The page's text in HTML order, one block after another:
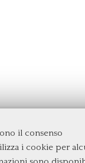
il consenso
i cookie per